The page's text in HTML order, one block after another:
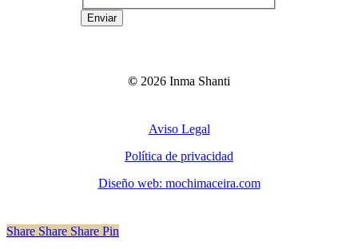
Enviar
© 2026 Inma Shanti
Aviso Legal
Política de privacidad
Diseño web: mochimaceira.com
Share Share Share Pin